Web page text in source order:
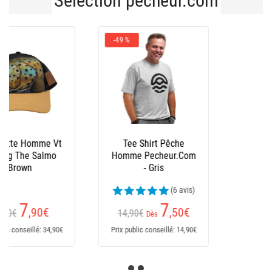
-43 %
Pecheur.Com
Réversible - Noir/Kaki
5 €
Prix public conseillé: 9,90€